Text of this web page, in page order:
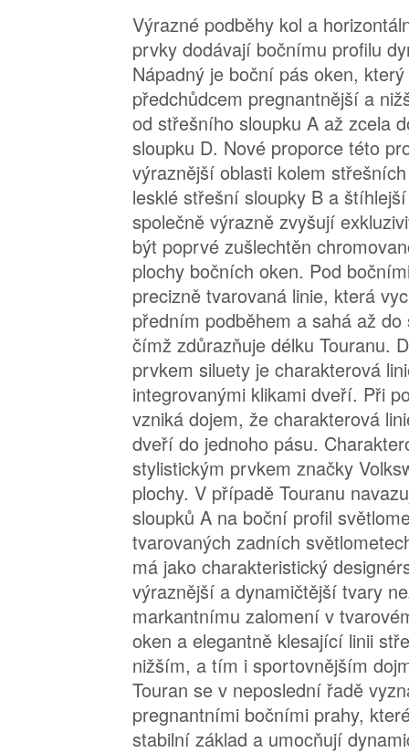
Výrazné podběhy kol a
prvky dodávají bočnímu profilu
Nápadný je boční pás oken,
předchůdcem pregnantnější a
od střešního sloupku A až zcela
sloupku D. Nové proporce této
výraznější oblasti kolem
lesklé střešní sloupky B a
společně výrazně zvyšují
být poprvé zušlechtěn
plochy bočních oken. Pod
precizně tvarovaná linie, která
předním podběhem a sahá až
čímž zdůrazňuje délku Touranu.
prvkem siluety je charakterová
integrovanými klikami dveří. Při
vzniká dojem, že charakterová
dveří do jednoho pásu.
stylistickým prvkem značky
plochy. V případě Touranu
sloupků A na boční profil
tvarovaných zadních
má jako charakteristický
výraznější a dynamičtější tvary
markantnímu zalomení v
oken a elegantně klesající linii
nižším, a tím i sportovnějším
Touran se v neposlední řadě
pregnantními bočními prahy,
stabilní základ a umocňují